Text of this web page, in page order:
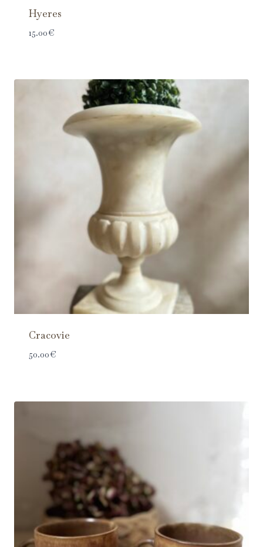
Hyeres
15.00€
Cracovie
50.00€